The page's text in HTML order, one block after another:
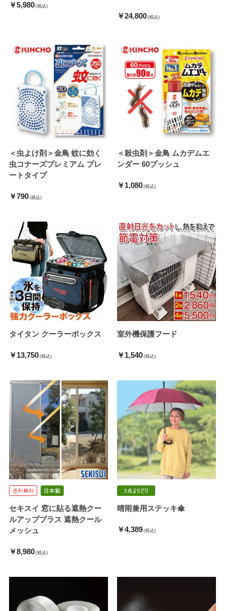
￥5,980 (税込)
￥24,800 (税込)
＜虫よけ剤＞金鳥 蚊に効く
虫コナーズプレミアム プレ
ートタイプ
￥790 (税込)
＜殺虫剤＞金鳥 ムカデムエ
ンダー 60プッシュ
￥1,080 (税込)
タイタン クーラーボックス
￥13,750 (税込)
室外機保護フード
￥1,540 (税込)
セキスイ 窓に貼る遮熱クー
ルアッププラス 遮熱クール
メッシュ
￥8,980 (税込)
晴雨兼用ステッキ傘
￥4,389 (税込)